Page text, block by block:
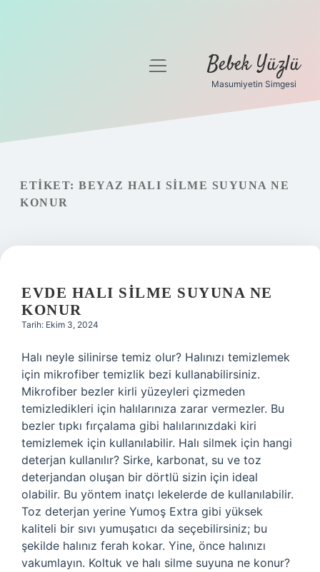
Gizlilik Politikası
menüyü
Bebek Yüzlü
Masumiyetin Simgesi
ETIKET: BEYAZ HALI SILME SUYUNA NE
KONUR
EVDE HALI SILME SUYUNA NE
KONUR
Tarih: Ekim 3, 2024
Halı neyle silinirse temiz olur? Halınızı temizlemek
için mikrofiber temizlik bezi kullanabilirsiniz.
Mikrofiber bezler kirli yüzeyleri çizmeden
temizledikleri için halılarınıza zarar vermezler. Bu
bezler tıpkı fırçalama gibi halılarınızdaki kiri
temizlemek için kullanılabilir. Halı silmek için hangi
deterjan kullanılır? Sirke, karbonat, su ve toz
deterjandan oluşan bir dörtlü sizin için ideal
olabilir. Bu yöntem inatçı lekelerde de kullanılabilir.
Toz deterjan yerine Yumoş Extra gibi yüksek
kaliteli bir sıvı yumuşatıcı da seçebilirsiniz; bu
şekilde halınız ferah kokar. Yine, önce halınızı
vakumlayın. Koltuk ve halı silme suyuna ne konur?